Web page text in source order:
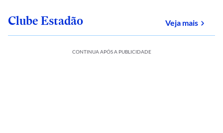
Clube Estadão Veja maissobre
CONTINUA APÓS A PUBLICIDADE